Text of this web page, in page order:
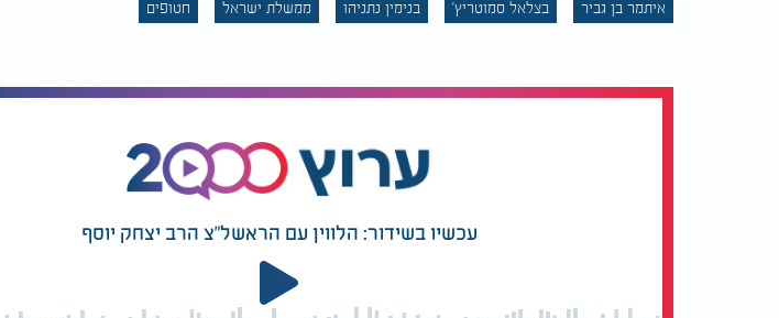
איתמר בן גביר בצלאל סמוטריץ' בנימין נתניהו ממשלת ישראל חטופים
עכשיו בשידור: הלווין עם הראשל"צ הרב יצחק יוסף